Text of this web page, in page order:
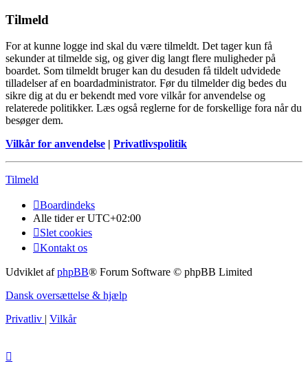
Tilmeld
For at kunne logge ind skal du være tilmeldt. Det tager kun få
sekunder at tilmelde sig, og giver dig langt flere muligheder på
boardet. Som tilmeldt bruger kan du desuden få tildelt udvidede
tilladelser af en boardadministrator. Før du tilmelder dig bedes du
sikre dig at du er bekendt med vore vilkår for anvendelse og
relaterede politikker. Læs også reglerne for de forskellige fora når du
besøger dem.
Vilkår for anvendelse | Privatlivspolitik
Tilmeld
Boardindeks
Alle tider erUTC+02:00
Slet cookies
Kontakt os
Udviklet afphpBB® Forum Software © phpBB Limited
Dansk oversættelse & hjælp
Privatliv | Vilkår